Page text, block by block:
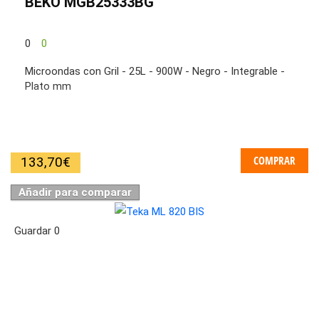
0 0
Microondas con Gril - 25L - 900W - Negro - Integrable -
Plato mm
133,70€ COMPRAR
Añadir para comparar
Guardar 0